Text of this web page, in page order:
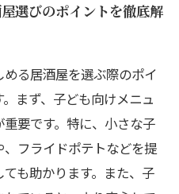
選びのポイントを徹底解
る居酒屋を選ぶ際のポイ
まず、子ども向けメニュ
要です。特に、小さな子
フライドポテトなどを提
も助かります。また、子